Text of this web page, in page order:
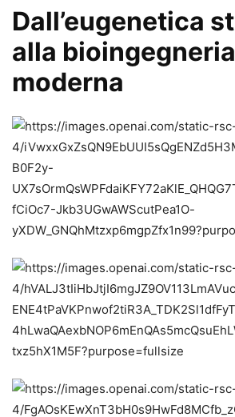
Dall’eugenetica
alla bioingegneria
moderna